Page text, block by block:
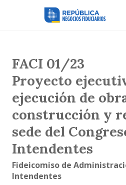
FACI 01/23
Proyecto
ejecución de
construcción y
sede del
Intendentes
Fideicomiso de
Intendentes